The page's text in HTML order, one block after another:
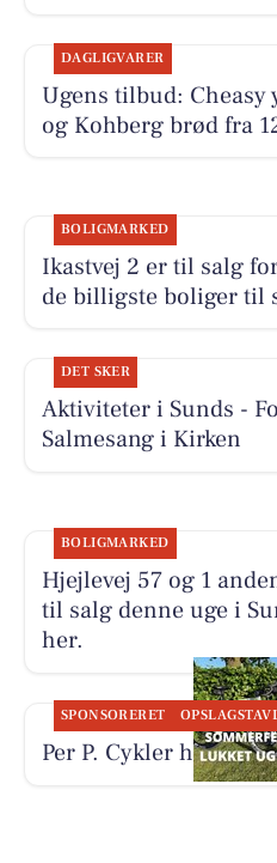
DAGLIGVARER
Ugens tilbud:
og Kohberg brød fra
BOLIGMARKED
Ikastvej 2 er til salg
de billigste boliger til
DET SKER
Aktiviteter i Sunds -
Salmesang i Kirken
BOLIGMARKED
Hjejlevej 57 og 1
til salg denne uge i
her.
SPONSORERET
Per P. Cykler holder